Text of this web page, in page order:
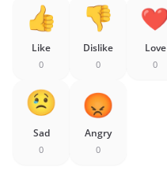
Like
0
Dislike
0
Love
0
Sad
0
Angry
0